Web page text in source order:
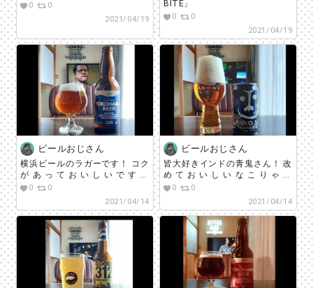
0
0
2021/04/19
BITE」
0
0
2021/04/19
ビールおじさん
横浜ビールのラガーです！ コク
があっておいしいです！
#beerstagram #sakestagram
#beer #craftbeer #beerlover #ビ
ール #横浜ビール #クラフトビ
ール #ビアスタグラム #飲酒タ
グラム #宅飲み #家飲み #ビー
ル好きな人と繋がりたい #ビー
ルで明日を幸せに #ビールうま
0
0
2021/04/14
ビールおじさん
皆大好きインドの青鬼さん！ 改
めておいしいなこりゃ！
#beerstagram #sakestagram
#beer #craftbeer #beerlover #ビ
ール #インドの青鬼 #クラフト
ビール #ビアスタグラム #飲酒
タグラム #宅飲み #家飲み #ビ
ール好きな人と繋がりたい #ビ
ールで明日を幸せに #ビールう
0
0
2021/04/14